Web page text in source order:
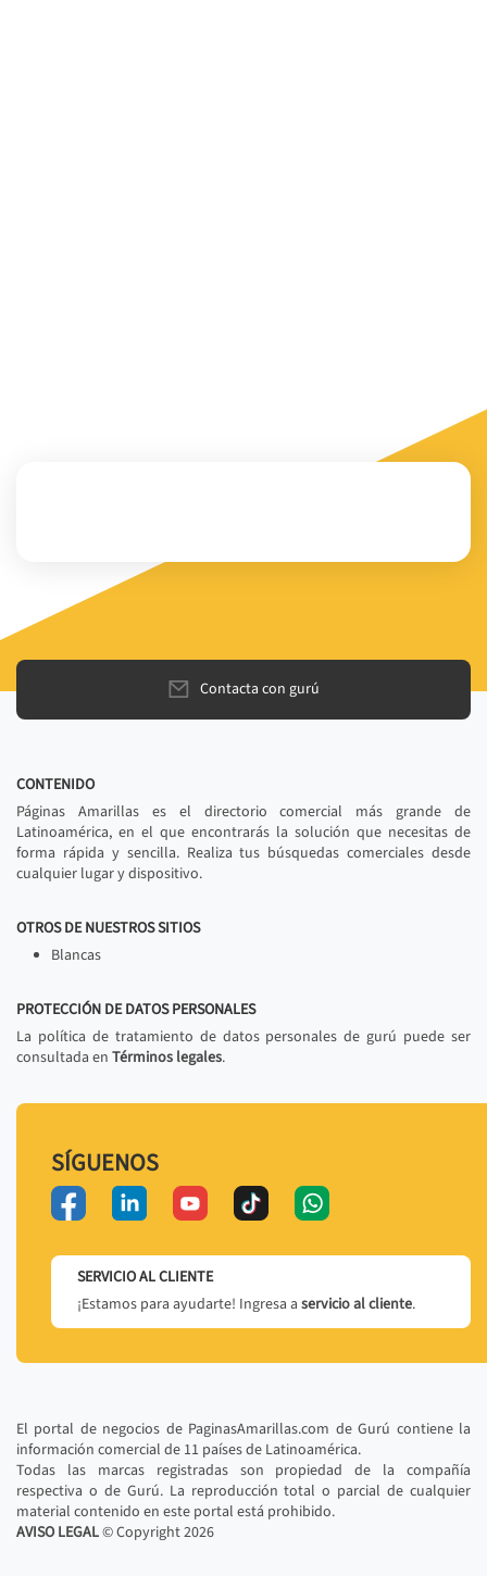
Contacta con gurú
CONTENIDO
Páginas Amarillas es el directorio comercial más grande de
Latinoamérica, en el que encontrarás la solución que necesitas de
forma rápida y sencilla. Realiza tus búsquedas comerciales desde
cualquier lugar y dispositivo.
OTROS DE NUESTROS SITIOS
Blancas
PROTECCIÓN DE DATOS PERSONALES
La política de tratamiento de datos personales de gurú puede ser
consultada en Términos legales.
SÍGUENOS
SERVICIO AL CLIENTE
¡Estamos para ayudarte! Ingresa a servicio al cliente.
El portal de negocios de PaginasAmarillas.com de Gurú contiene la
información comercial de 11 países de Latinoamérica.
Todas las marcas registradas son propiedad de la compañía
respectiva o de Gurú. La reproducción total o parcial de cualquier
material contenido en este portal está prohibido.
AVISO LEGAL© Copyright2026